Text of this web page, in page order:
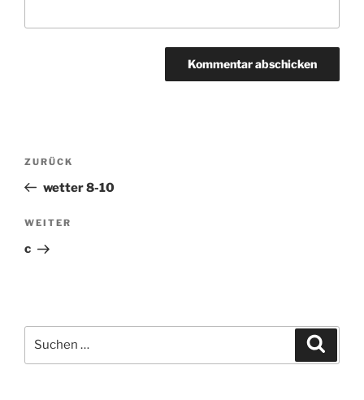
Beitragsnavigation
Vorheriger
Beitrag
ZURÜCK
wetter 8-10
Nächster
Beitrag
WEITER
c
Suchen